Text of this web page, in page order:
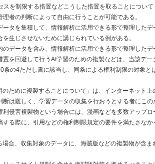
を制限する措置などこうした措置を取ることについて
者の判断によって自由に行うことが可能である。
タを集積して、情報解析に活用できる形で整理したデ
生じさせないために講じられている例がある。
データを含み、情報解析に活用できる形で整理したデ
を回避して行うAI学習のための複製などは、当該デー
の4ただし書に該当し、同条による権利制限の対象と
ために複製することについて」は、インターネット上
は難しく、学習データの収集を行おうとする者にこの
侵害複製物という場合には、漫画などを多数アップロ
る際に、引用などの権利制限規定の要件を満たさなか
合、収集対象のデータに、海賊版などの複製物が含ま